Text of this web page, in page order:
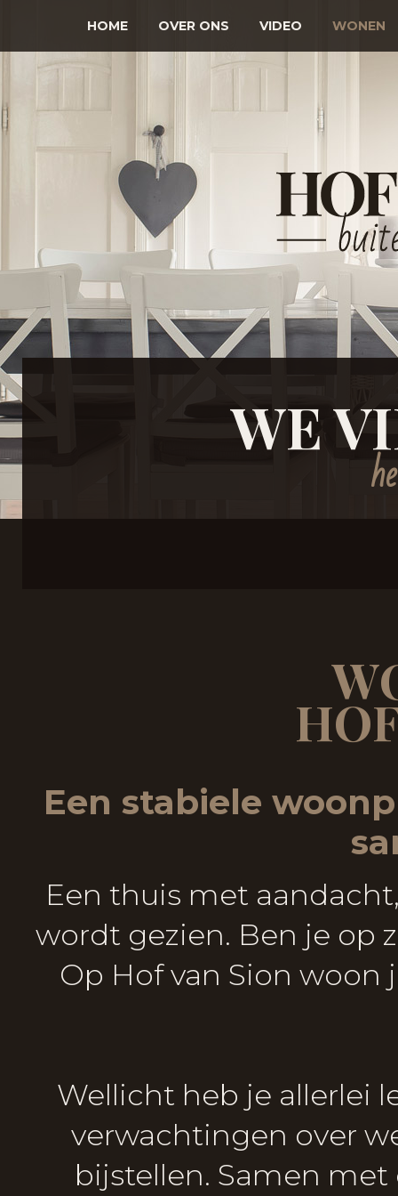
HOME OVER ONS VIDEO WONEN
WE
Een stabiele
Een thuis met
wordt gezien. Ben je op
Op Hof van Sion
Wellicht heb je allerlei
verwachtingen over
bijstellen. Samen